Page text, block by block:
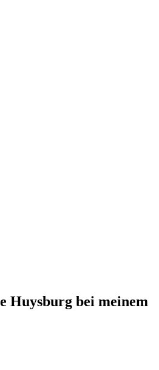
Huysburg bei meinem